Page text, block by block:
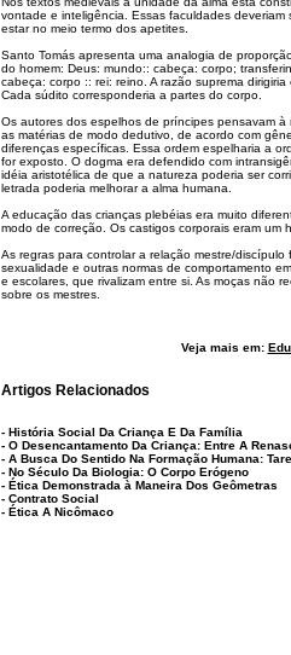
vontade e inteligência. Essas faculdades deveriam
estar no meio termo dos apetites.
Santo Tomás apresenta uma analogia de
do homem: Deus: mundo:: cabeça: corpo;
cabeça: corpo :: rei: reino. A razão suprema
Cada súdito corresponderia a partes do corpo.
Os autores dos espelhos de príncipes pensavam à
as matérias de modo dedutivo, de acordo com
diferenças específicas. Essa ordem espelharia a
for exposto. O dogma era defendido com
idéia aristotélica de que a natureza poderia ser
letrada poderia melhorar a alma humana.
A educação das crianças plebéias era muito
modo de correção. Os castigos corporais eram um
As regras para controlar a relação mestre/discípulo
sexualidade e outras normas de comportamento
e escolares, que rivalizam entre si. As moças não
sobre os mestres.
Veja mais em:
Artigos Relacionados
- História Social Da Criança E Da Família
- O Desencantamento Da Criança: Entre A
- A Busca Do Sentido Na Formação Humana:
- No Século Da Biologia: O Corpo Erógeno
- Ética Demonstrada à Maneira Dos Geômetras
- Contrato Social
- Ética A Nicômaco